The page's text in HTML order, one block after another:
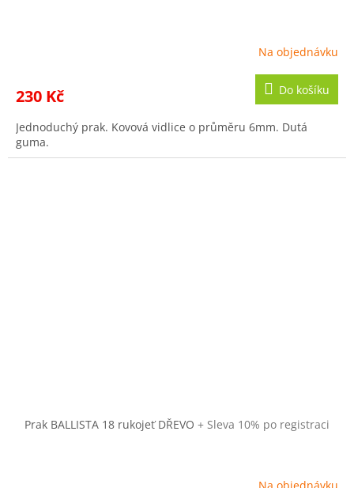
Na objednávku
230 Kč Do košíku
Jednoduchý prak. Kovová vidlice o průměru 6mm. Dutá
guma.
Prak BALLISTA 18 rukojeť DŘEVO + Sleva 10% po registraci
Na objednávku